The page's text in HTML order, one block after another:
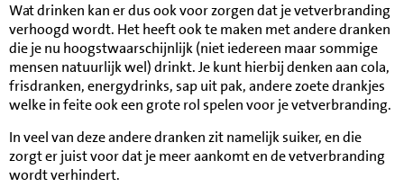
Wat drinken kan er dus ook voor zorgen dat je vetverbranding
verhoogd wordt. Het heeft ook te maken met andere dranken
die je nu hoogstwaarschijnlijk (niet iedereen maar sommige
mensen natuurlijk wel) drinkt. Je kunt hierbij denken aan cola,
frisdranken, energydrinks, sap uit pak, andere zoete drankjes
welke in feite ook een grote rol spelen voor je vetverbranding.
In veel van deze andere dranken zit namelijk suiker, en die
zorgt er juist voor dat je meer aankomt en de vetverbranding
wordt verhindert.